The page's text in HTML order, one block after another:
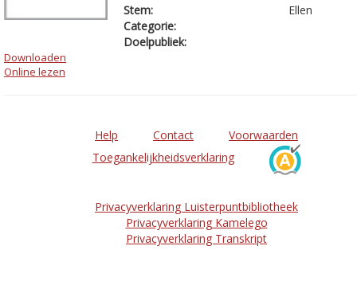
Stem:
Ellen
Categorie:
Doelpubliek:
Downloaden
Online lezen
Help Contact
Voorwaarden
Toegankelijkheidsverklaring
Privacyverklaring Luisterpuntbibliotheek
Privacyverklaring Kamelego
Privacyverklaring Transkript